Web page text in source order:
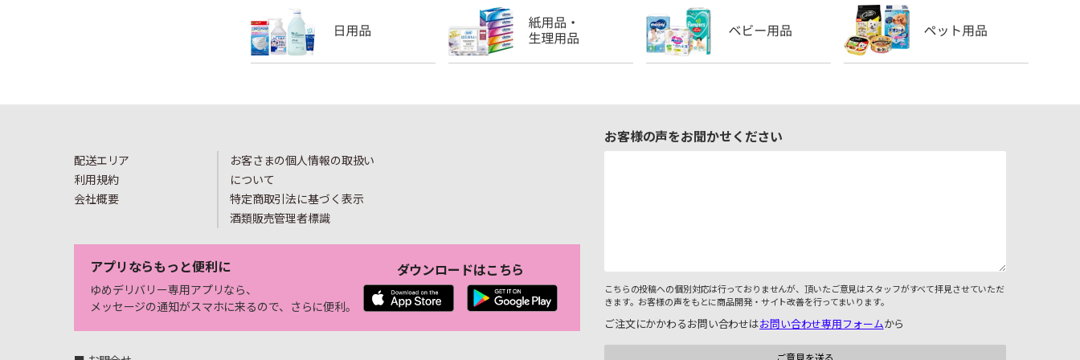
配送エリア
利用規約
会社概要
お客さまの個人情報の取扱い
について
特定商取引法に基づく表示
酒類販売管理者標識
アプリならもっと便利に
ゆめデリバリー専用アプリなら、
メッセージの通知がスマホに来るので、さらに便利。
ダウンロードはこちら
お客様の声をお聞かせください
こちらの投稿への個別対応は行っておりませんが、頂いたご意見はスタッフがすべて拝見させていただ
きます。お客様の声をもとに商品開発・サイト改善を行ってまいります。
ご注文にかかわるお問い合わせはお問い合わせ専用フォームから